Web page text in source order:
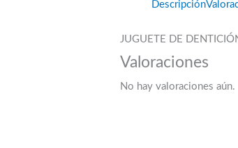
Descripción
JUGUETE DE
Valoraciones
No hay valoraciones aún.